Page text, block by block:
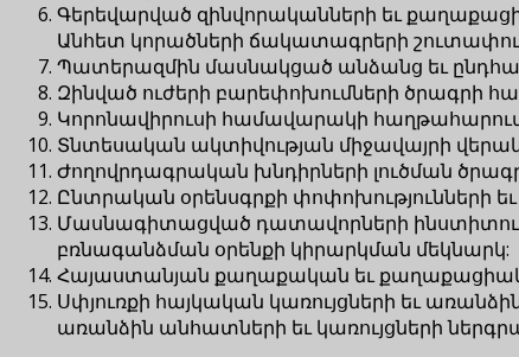
Գերեվարված զինվորականների եւ
Անհետ կորածների ճակատագրերի
Պատերազմին մասնակցած անձանց եւ
Զինված ուժերի բարեփոխումների ծրագրի
Կորոնավիրուսի համավարակի
Տնտեսական ակտիվության միջավայրի
Ժողովրդագրական խնդիրների լուծման
Ընտրական օրենսգրքի փոփոխությունների եւ
Մասնագիտացված դատավորների
բռնագանձման օրենքի կիրարկման մեկնարկ:
Հայաստանյան քաղաքական եւ
Սփյուռքի հայկական կառույցների եւ
առանձին անհատների եւ կառույցների